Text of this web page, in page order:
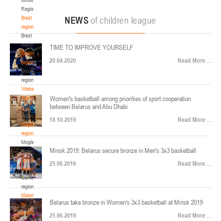
Region
Brest
region
Brest
region
Grodno
region
Grodno
region
Vitebsk
region
Vitebsk
region
Mogilev
region
Mogilev
region
Gomel
region
Gomel
region
Materials
for
coaches
ул. Ленинградская, 4
Минск
Финал четырех – юноши 2014-2015 гг.р., Дивизион 2, 22-24 апреля 2026 г., г.
Минск, ул. Стадионная, 3
U-12, девушки
V тур – девушки 2014-2015 гг.р., Дивизион 1, 17-19 апреля 2026 г., г. Гомель,
ул. Б.Хмельницкого, 118а
Минск
Финал 4-х – девушки 2010-2011 гг.р., Дивизион 2, 14-16 апреля 2026 г., г.
Минск, ул. Стадионная, 3
NEWS of children league
TIME TO IMPROVE YOURSELF
20.04.2020 Read More ...
Women's basketball among priorities of sport cooperation
between Belarus and Abu Dhabi
18.10.2019 Read More ...
Minsk 2019: Belarus secure bronze in Men's 3x3 basketball
25.06.2019 Read More ...
Belarus take bronze in Women's 3x3 basketball at Minsk 2019
25.06.2019 Read More ...